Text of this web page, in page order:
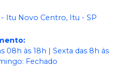
- Itu Novo Centro, Itu - SP
:
08h às 18h | Sexta das 8h ás
Fechado